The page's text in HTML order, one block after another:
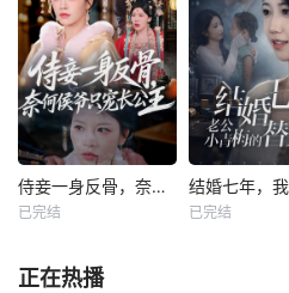
侍妾一身反骨，奈何侯爷只宠长公主
已完结 已完结
正在热播